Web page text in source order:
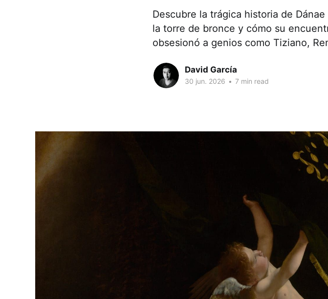
Descubre la trágica historia de
la torre de bronce y cómo su
obsesionó a genios como Tiziano,
David García
30 jun. 2026 • 7 min read